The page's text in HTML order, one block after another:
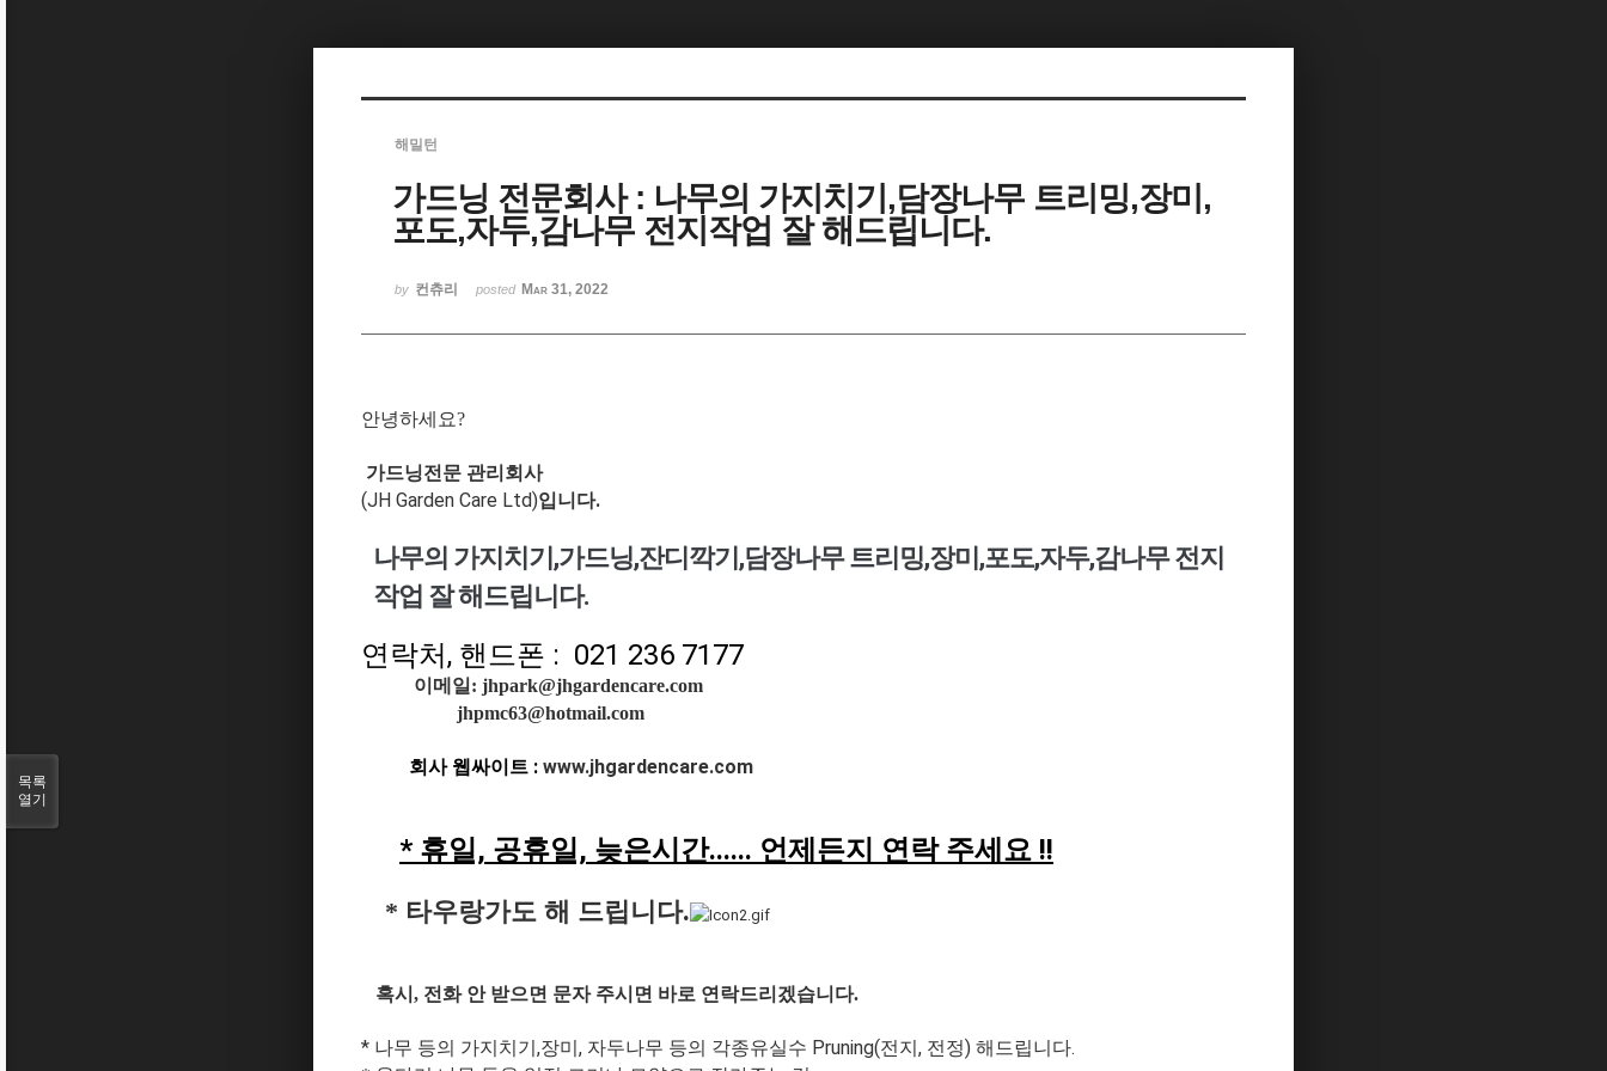
해밀턴
가드닝 전문회사 : 나무의 가지치기,담장나무 트리밍,장미,
포도,자두,감나무 전지작업 잘 해드립니다.
by 컨츄리 posted Mar 31, 2022
안녕하세요?
가드닝전문 관리회사
(JH Garden Care Ltd)입니다.
나무의 가지치기,가드닝,잔디깍기,담장나무 트리밍,장미,포도,자두,감나무 전지
작업 잘 해드립니다.
연락처, 핸드폰 : 021 236 7177
이메일: jhpark@jhgardencare.com
jhpmc63@hotmail.com
회사 웹싸이트 : www.jhgardencare.com
* 휴일, 공휴일, 늦은시간...... 언제든지 연락주세요 !!
* 타우랑가도 해 드립니다.
혹시, 전화 안 받으면 문자 주시면 바로 연락드리겠습니다.
* 나무 등의 가지치기,장미, 자두나무 등의 각종유실수 Pruning(전지, 전정) 해드립니다.
목록
열기
Sketchbook5, 스케치북5
Sketchbook5, 스케치북5